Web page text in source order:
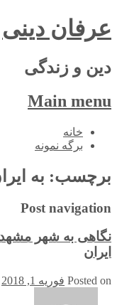
عرفان دینی
دین و زندگی
Main menu
Skip
خانه
برگه نمونه
برچسب: به
Post navigation
نگاهی به شهر
ایران
Posted on فوریه 1, 2018